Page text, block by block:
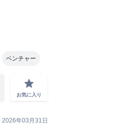
ベンチャー
grade
お気に入り
2026年03月31日